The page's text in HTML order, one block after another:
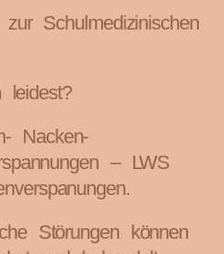
Schulmedizinischen
leidest?
Nacken-
– LWS
Störungen können